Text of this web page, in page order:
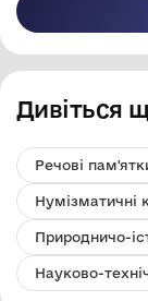
Дивіться
Речові
Нумізматичні
Природничо-
Науково-